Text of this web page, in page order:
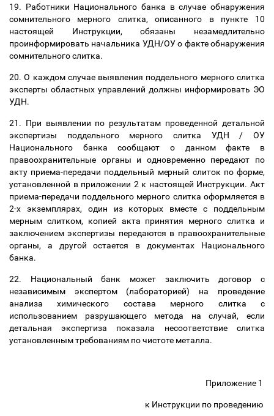
19. Работники Национального банка в случае обнаружения
сомнительного мерного слитка, описанного в пункте 10
настоящей Инструкции, обязаны незамедлительно
проинформировать начальника УДН/ОУ о факте обнаружения
сомнительного слитка.
20. О каждом случае выявления поддельного мерного слитка
эксперты областных управлений должны информировать ЭО
УДН.
21. При выявлении по результатам проведенной детальной
экспертизы поддельного мерного слитка УДН / ОУ
Национального банка сообщают о данном факте в
правоохранительные органы и одновременно передают по
акту приема-передачи поддельный мерный слиток по форме,
установленной в приложении 2 к настоящей Инструкции. Акт
приема-передачи поддельного мерного слитка оформляется в
2-х экземплярах, один из которых вместе с поддельным
мерным слитком, копией акта принятия мерного слитка и
заключением экспертизы передаются в правоохранительные
органы, а другой остается в документах Национального
банка.
22. Национальный банк может заключить договор с
независимым экспертом (лабораторией) на проведение
анализа химического состава мерного слитка с
использованием разрушающего метода на случай, если
детальная экспертиза показала несоответствие слитка
установленным требованиям по чистоте металла.
Приложение 1
к Инструкции по проведению